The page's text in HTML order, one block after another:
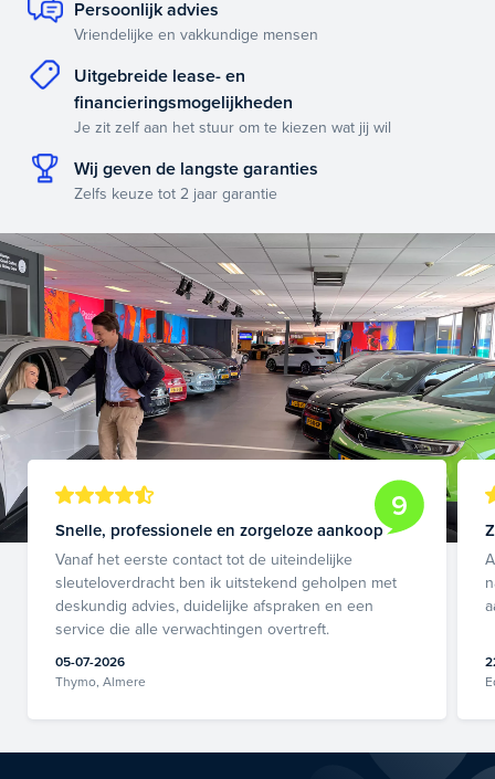
Persoonlijk advies
Vriendelijke en vakkundige mensen
Uitgebreide lease- en
financieringsmogelijkheden
Je zit zelf aan het stuur om te kiezen wat jij wil
Wij geven de langste garanties
Zelfs keuze tot 2 jaar garantie
9
Snelle, professionele en zorgeloze aankoop
Vanaf het eerste contact tot de uiteindelijke
sleuteloverdracht ben ik uitstekend geholpen met
deskundig advies, duidelijke afspraken en een
service die alle verwachtingen overtreft.
05-07-2026
Thymo, Almere